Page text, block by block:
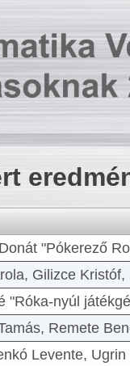
"Pókerező
Gilizce
"Róka-nyúl
Remete
Levente,